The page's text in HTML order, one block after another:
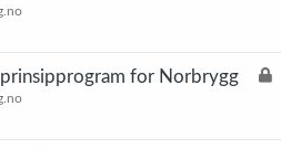
L
for Norbrygg